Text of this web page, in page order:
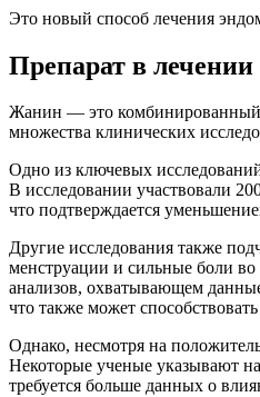
Это новый способ лечения
Препарат в
Жанин — это комбинированный
множества клинических
Одно из ключевых
В исследовании участвовали
что подтверждается
Другие исследования также
менструации и сильные боли
анализов, охватывающем
что также может
Однако, несмотря на
Некоторые ученые указывают
требуется больше данных о